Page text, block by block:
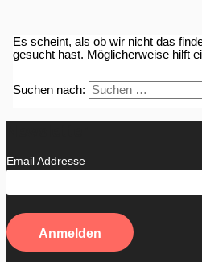
Es scheint, als ob wir nicht das
gesucht hast. Möglicherweise hilft
Suchen nach:
Email Addresse